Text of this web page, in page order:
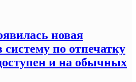
новая
по отпечатку
и на обычных